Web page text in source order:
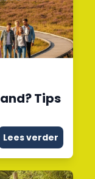
Tips
Lees verder